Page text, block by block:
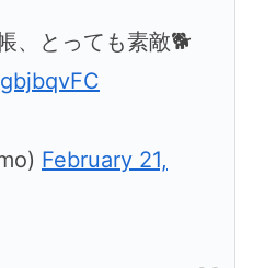
、とっても素敵🐕
February 21,